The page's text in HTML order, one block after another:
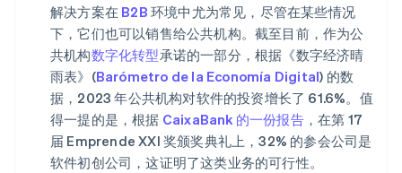
解决方案在 B2B 环境中尤为常见，尽管在某些情况
下，它们也可以销售给公共机构。截至目前，作为公
共机构数字化转型承诺的一部分，根据《数字经济晴
雨表》(Barómetro de la Economía Digital) 的数
据，2023 年公共机构对软件的投资增长了 61.6%。值
得一提的是，根据 CaixaBank 的一份报告，在第 17
届 Emprende XXI 奖颁奖典礼上，32% 的参会公司是
软件初创公司，这证明了这类业务的可行性。